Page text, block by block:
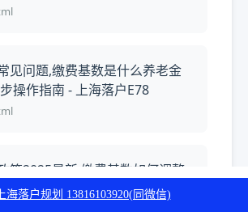
见问题,缴费基数是什么养老金
操作指南 - 上海落户E78
策2025最新,缴费基数如何调整,
就业者如何应对 - 上海落户E78
上海落户规划 13816103920(同微信)